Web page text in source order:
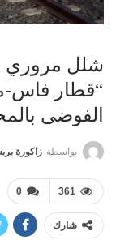
شلل مروري
“قطار فاس-
الفوضى
بواسطة زاكورة
0 361
شارك